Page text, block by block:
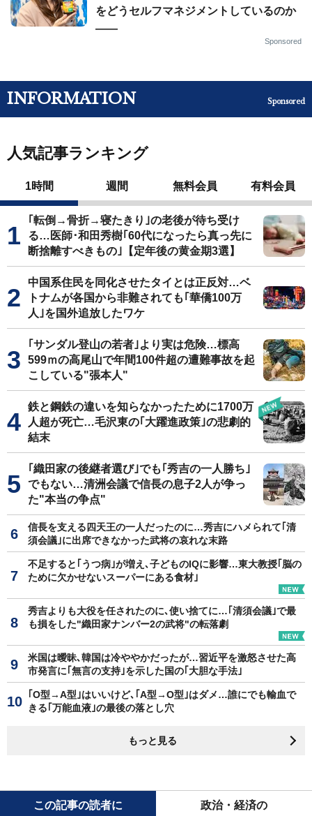
をどうセルフマネジメントしているのか
——
Sponsored
INFORMATION Sponsored
人気記事ランキング
1時間 週間 無料会員 有料会員
｢転倒→骨折→寝たきり｣の老後が待ち受け
る…医師･和田秀樹｢60代になったら真っ先に
断捨離すべきもの｣【定年後の黄金期3選】
中国系住民を同化させたタイとは正反対…ベ
トナムが各国から非難されても｢華僑100万
人｣を国外追放したワケ
｢サンダル登山の若者｣より実は危険…標高
599ｍの高尾山で年間100件超の遭難事故を起
こしている"張本人"
鉄と鋼鉄の違いを知らなかったために1700万
人超が死亡…毛沢東の｢大躍進政策｣の悲劇的
結末
｢織田家の後継者選び｣でも｢秀吉の一人勝ち｣
でもない…清洲会議で信長の息子2人が争っ
た"本当の争点"
信長を支える四天王の一人だったのに…秀吉にハメられて｢清
須会議｣に出席できなかった武将の哀れな末路
不足すると｢うつ病｣が増え､子どものIQに影響…東大教授｢脳の
ために欠かせないスーパーにある食材｣
秀吉よりも大役を任されたのに､使い捨てに…｢清須会議｣で最
も損をした"織田家ナンバー2の武将"の転落劇
米国は曖昧､韓国は冷ややかだったが…習近平を激怒させた高
市発言に｢無言の支持｣を示した国の｢大胆な手法｣
｢O型→A型｣はいいけど､｢A型→O型｣はダメ…誰にでも輸血で
きる｢万能血液｣の最後の落とし穴
もっと見る
この記事の読者に 政治・経済の